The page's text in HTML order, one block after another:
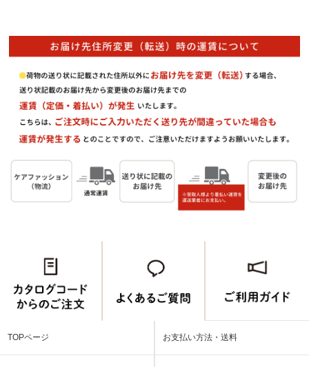
TOPページ お支払い方法・送料